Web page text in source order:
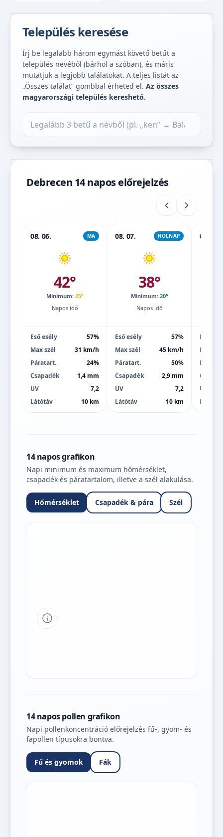
Település keresése
Írj be legalább három egymást követő betűt a
település nevéből (bárhol a szóban), és máris
mutatjuk a legjobb találatokat. A teljes listát az
„Összes találat” gombbal érheted el. Az összes
magyarországi település kereshető.
Debrecen 14 napos előrejelzés
08. 06. MA
42°
Minimum: 25°
Napos idő
Eső esély
57%
Max szél
31 km/h
Páratart.
24%
Csapadék
1,4 mm
UV
7,2
Látótáv
10 km
08. 07. HOLNAP
38°
Minimum: 20°
Napos idő
Eső esély
57%
Max szél
45 km/h
Páratart.
50%
Csapadék
2,9 mm
UV
7,2
Látótáv
10 km
08. 08.
Eső
Max
UV
Látótáv
14 napos grafikon
Napi minimum és maximum hőmérséklet,
csapadék és páratartalom, illetve a szél alakulása.
Hőmérséklet Csapadék & pára Szél
Tipp a grafikon jelmagyarázatához
14 napos pollen grafikon
Napi pollenkoncentráció előrejelzés fű-, gyom- és
fapollen típusokra bontva.
Fű és gyomok Fák